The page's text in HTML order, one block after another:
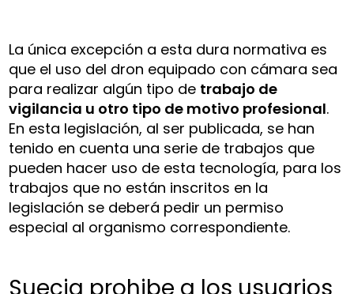
La única excepción a esta dura normativa es
que el uso del dron equipado con cámara sea
para realizar algún tipo de trabajo de
vigilancia u otro tipo de motivo profesional.
En esta legislación, al ser publicada, se han
tenido en cuenta una serie de trabajos que
pueden hacer uso de esta tecnología, para los
trabajos que no están inscritos en la
legislación se deberá pedir un permiso
especial al organismo correspondiente.
Suecia prohibe a los usuarios